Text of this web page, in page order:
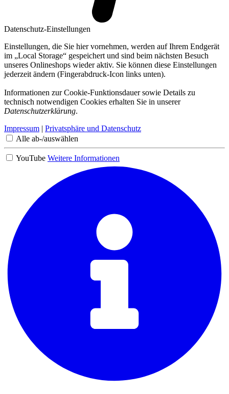
Datenschutz-Einstellungen
Einstellungen, die Sie hier vornehmen, werden auf Ihrem Endgerät
im „Local Storage“ gespeichert und sind beim nächsten Besuch
unseres Onlineshops wieder aktiv. Sie können diese Einstellungen
jederzeit ändern (Fingerabdruck-Icon links unten).
Informationen zur Cookie-Funktionsdauer sowie Details zu
technisch notwendigen Cookies erhalten Sie in unserer
Datenschutzerklärung.
Impressum | Privatsphäre und Datenschutz
Alle ab-/auswählen
YouTube Weitere Informationen